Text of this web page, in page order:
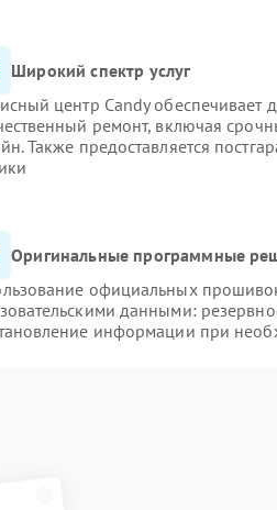
Широкий спектр услуг
центр Candy обеспечивает
ремонт, включая
Также предоставляется
Оригинальные программные
официальных
данными:
информации при